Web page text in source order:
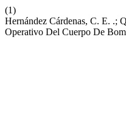
(1)
Hernández Cárdenas, C. E. .;
Operativo Del Cuerpo De